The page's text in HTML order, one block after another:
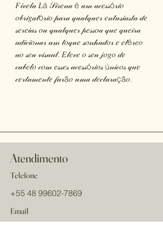
𝐹𝒾𝓋𝑒𝓁𝒶 𝐿á 𝒮𝒾𝓇𝑒𝓃𝒶 é 𝓊𝓂 𝒶𝒸𝑒𝓈𝓈ó𝓇𝒾𝑜
𝑜𝒷𝓇𝒾𝑔𝒶𝓉ó𝓇𝒾𝑜 𝓅𝒶𝓇𝒶 𝓆𝓊𝒶𝓁𝓆𝓊𝑒𝓇 𝑒𝓃𝓉𝓊𝓈𝒾𝒶𝓈𝓉𝒶 𝒹𝑒
𝓈𝑒𝓇𝑒𝒾𝒶𝓈 𝑜𝓊 𝓆𝓊𝒶𝓁𝓆𝓊𝑒𝓇 𝓅𝑒𝓈𝓈𝑜𝒶 𝓆𝓊𝑒 𝓆𝓊𝑒𝒾𝓇𝒶
𝒶𝒹𝒾𝒸𝒾𝑜𝓃𝒶𝓇 𝓊𝓂 𝓉𝑜𝓆𝓊𝑒 𝓈𝑜𝓃𝒽𝒶𝒹𝑜𝓇 𝑒 𝑒𝓉é𝓇𝑒𝑜
𝒶𝑜 𝓈𝑒𝓊 𝓋𝒾𝓈𝓊𝒶𝓁. 𝐸𝓁𝑒𝓋𝑒 𝑜 𝓈𝑒𝓊 𝒿𝑜𝑔𝑜 𝒹𝑒
𝒸𝒶𝒷𝑒𝓁𝑜 𝒸𝑜𝓂 𝑒𝓈𝓈𝑒𝓈 𝒶𝒸𝑒𝓈𝓈ó𝓇𝒾𝑜𝓈 ú𝓃𝒾𝒸𝑜𝓈 𝓆𝓊𝑒
𝒸𝑒𝓇𝓉𝒶𝓂𝑒𝓃𝓉𝑒 𝒻𝒶𝓇ã𝑜 𝓊𝓂𝒶 𝒹𝑒𝒸𝓁𝒶𝓇𝒶çã𝑜.
Atendimento
Telefone
+55 48 99602-7869
Email